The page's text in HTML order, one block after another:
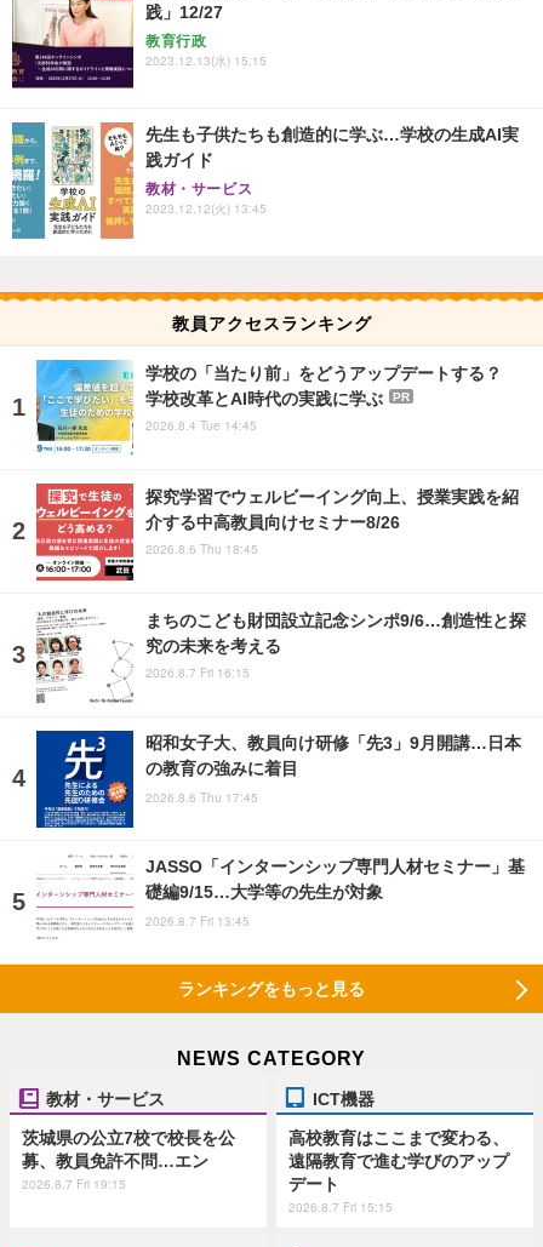
践」12/27
教育行政
2023.12.13(水) 15:15
先生も子供たちも創造的に学ぶ…学校の生成AI実
践ガイド
教材・サービス
2023.12.12(火) 13:45
教員アクセスランキング
学校の「当たり前」をどうアップデートする？
学校改革とAI時代の実践に学ぶ
PR
2026.8.4 Tue 14:45
探究学習でウェルビーイング向上、授業実践を紹
介する中高教員向けセミナー8/26
2026.8.6 Thu 18:45
まちのこども財団設立記念シンポ9/6…創造性と探
究の未来を考える
2026.8.7 Fri 16:15
昭和女子大、教員向け研修「先3」9月開講…日本
の教育の強みに着目
2026.8.6 Thu 17:45
JASSO「インターンシップ専門人材セミナー」基
礎編9/15…大学等の先生が対象
2026.8.7 Fri 13:45
ランキングをもっと見る
NEWS CATEGORY
教材・サービス
茨城県の公立7校で校長を公
募、教員免許不問…エン
2026.8.7 Fri 19:15
ICT機器
高校教育はここまで変わる、
遠隔教育で進む学びのアップ
デート
2026.8.7 Fri 15:15